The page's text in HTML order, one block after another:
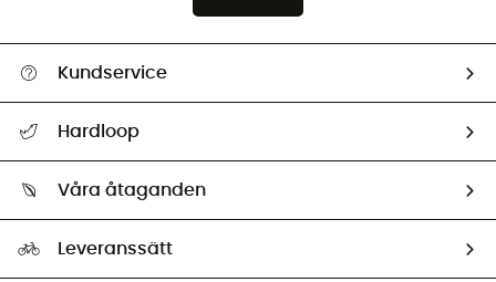
Kundservice
Retur & återbetalning
Hardloop
Ambassadörer
Våra åtaganden
Leveranssätt